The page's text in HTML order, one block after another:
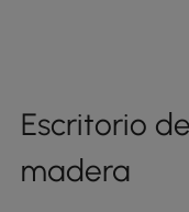
Escritorio
madera